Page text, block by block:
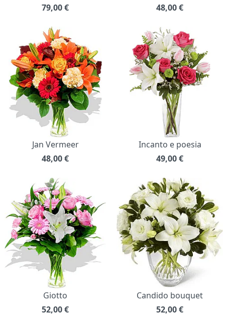
79,00€
48,00€
Jan Vermeer
48,00€
Incanto e poesia
49,00€
Giotto
52,00€
Candido bouquet
52,00€